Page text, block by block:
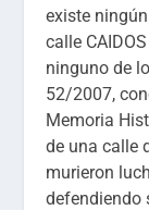
existe
calle
ninguno de
52/2007,
Memoria
de una calle
murieron
defendiendo